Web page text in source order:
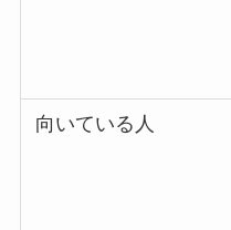
向いている人